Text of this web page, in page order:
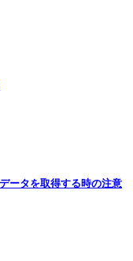
ータを取得する時の注意